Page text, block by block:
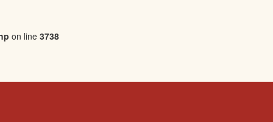
on line 3738